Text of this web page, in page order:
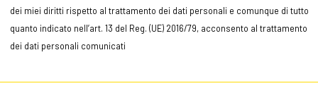
dei miei diritti rispetto al trattamento dei dati personali e comunque di tutto
quanto indicato nell’art. 13 del Reg. (UE) 2016/79, acconsento al trattamento
dei dati personali comunicati